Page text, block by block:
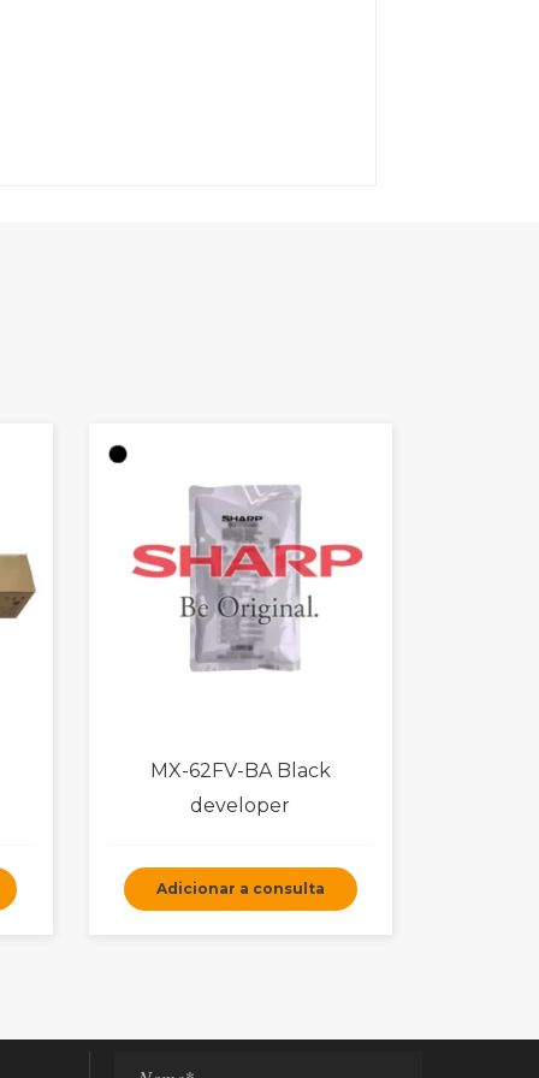
MX-62FV-BA Black
developer
Adicionar a consulta